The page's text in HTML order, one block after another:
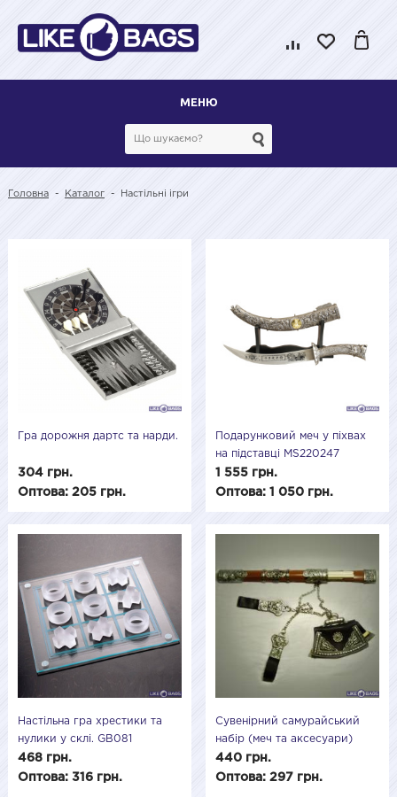
МЕНЮ
Головна - Каталог - Настільні ігри
Гра дорожня дартс та нарди.
304 грн.
Оптова: 205 грн.
Подарунковий меч у піхвах
на підставці MS220247
1 555 грн.
Оптова: 1 050 грн.
Настільна гра хрестики та
нулики у склі. GB081
468 грн.
Оптова: 316 грн.
Сувенірний самурайський
набір (меч та аксесуари)
MS228850
440 грн.
Оптова: 297 грн.